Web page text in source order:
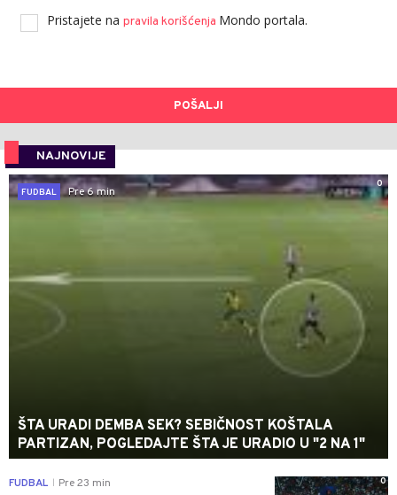
Pristajete na pravila korišćenja Mondo portala.
POŠALJI
NAJNOVIJE
0
FUDBAL
Pre 6 min
ŠTA URADI DEMBA SEK? SEBIČNOST KOŠTALA
PARTIZAN, POGLEDAJTE ŠTA JE URADIO U "2 NA 1"
0
FUDBAL Pre 23 min